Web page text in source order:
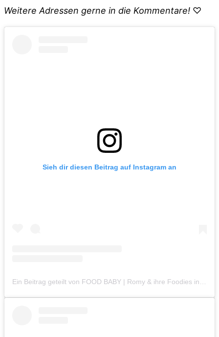
Weitere Adressen gerne in die Kommentare! ♡
Sieh dir diesen Beitrag auf Instagram an
Ein Beitrag geteilt von FOOD BABY | Romy & ihre Foodies in Crime (@foodbabystuttgart)